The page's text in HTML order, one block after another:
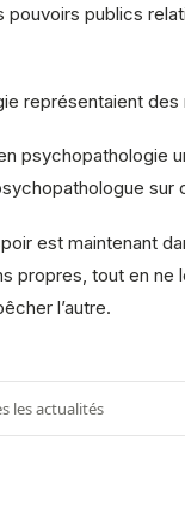
publics
représentaient
sur
est maintenant
tout en
l’autre.
les actualités